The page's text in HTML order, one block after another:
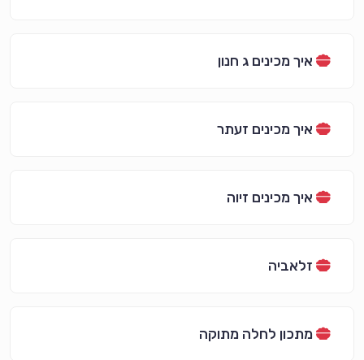
איך מכינים ג חנון
איך מכינים זעתר
איך מכינים זיוה
זלאביה
מתכון לחלה מתוקה